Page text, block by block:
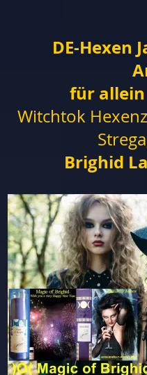
DE-Hexen
für
Witchtok
Brighid